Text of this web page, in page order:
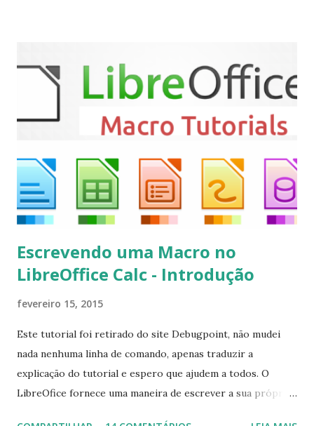
sudo apt-get install kodi Use o comando a seguir para
instalar codecs de áudio e outros complementos,
executando: $ sudo apt-get install --install-suggests
kodi Para remover, execute: $ sudo apt-get remove
Escrevendo uma Macro no
LibreOffice Calc - Introdução
fevereiro 15, 2015
Este tutorial foi retirado do site Debugpoint, não mudei
nada nenhuma linha de comando, apenas traduzir a
explicação do tutorial e espero que ajudem a todos. O
LibreOfice fornece uma maneira de escrever a sua própria